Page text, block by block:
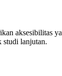
aksesibilitas
studi lanjutan.